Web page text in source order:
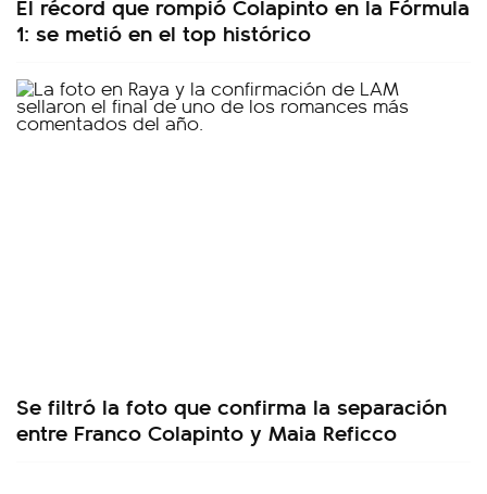
1: se metió en el top histórico
Se filtró la foto que confirma la separación
entre Franco Colapinto y Maia Reficco